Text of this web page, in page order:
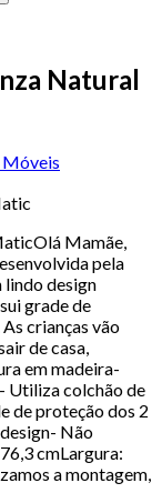
Natural
Mamãe,
pela
lindo design
grade de
crianças vão
de casa,
em madeira-
Utiliza colchão de
de proteção dos 2
Não
cmLargura:
a montagem,